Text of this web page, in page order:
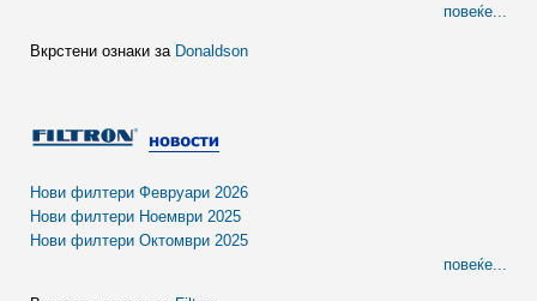
повеќе...
Вкрстени ознаки за Donaldson
Нови филтери Февруари 2026
Нови филтери Ноември 2025
Нови филтери Октомври 2025
повеќе...